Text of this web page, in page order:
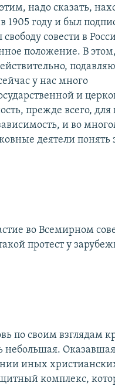
надо сказать,
1905 году и был
совести в
положение. В
у нас много
и
прежде всего, для
и во
деятели понять
во Всемирном
протест у
по своим взглядам
небольшая.
иных
комплекс,